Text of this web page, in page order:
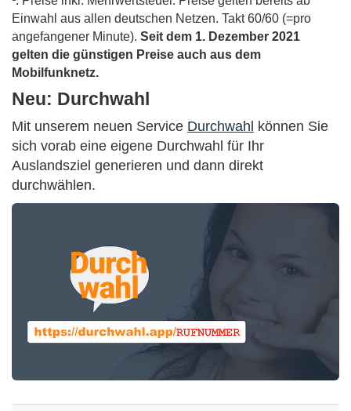
Einwahl aus allen deutschen Netzen. Takt 60/60 (=pro
angefangener Minute). Seit dem 1. Dezember 2021
gelten die günstigen Preise auch aus dem
Mobilfunknetz.
Neu: Durchwahl
Mit unserem neuen Service Durchwahl können Sie
sich vorab eine eigene Durchwahl für Ihr
Auslandsziel generieren und dann direkt
durchwählen.